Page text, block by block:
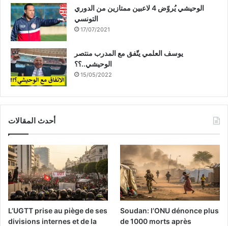
الوحيشي يُروّض 4 لاعبين ممتازين من الدوري
التونسي
17/07/2021
يوسف العلمي يتّفق مع المدرب منتصر
الوحيشي..؟؟
15/05/2022
أحدث المقالات
L’UGTT prise au piège de ses
divisions internes et de la
Soudan: l’ONU dénonce plus
de 1000 morts après